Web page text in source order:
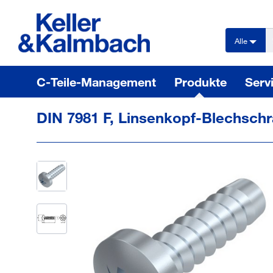
Alle
C-Teile-Management Produkte
DIN 7981 F, Linsenkopf-